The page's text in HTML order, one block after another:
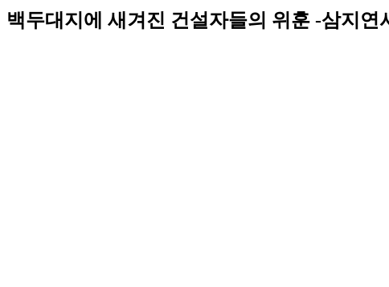
백두대지에 새겨진 건설자들의 위훈 -삼지